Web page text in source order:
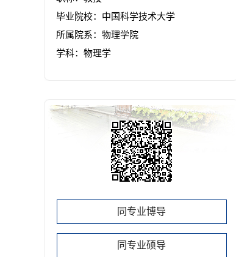
毕业院校：中国科学技术大学
所属院系：物理学院
学科：物理学
同专业博导
同专业硕导